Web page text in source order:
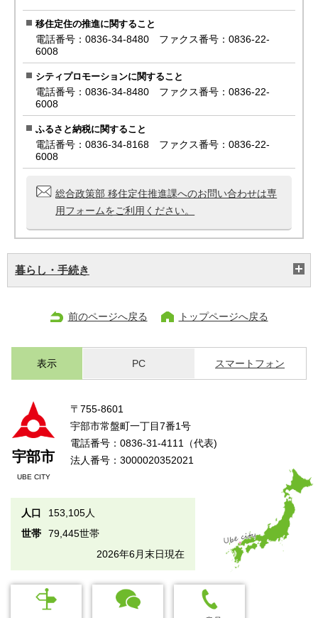
移住定住の推進に関すること
電話番号：0836-34-8480 ファクス番号：0836-22-
6008
シティプロモーションに関すること
電話番号：0836-34-8480 ファクス番号：0836-22-
6008
ふるさと納税に関すること
電話番号：0836-34-8168 ファクス番号：0836-22-
6008
総合政策部 移住定住推進課へのお問い合わせは専
用フォームをご利用ください。
暮らし・手続き
前のページへ戻る トップページへ戻る
表示 PC スマートフォン
宇部市
UBE CITY
〒755-8601
宇部市常盤町一丁目7番1号
電話番号：0836-31-4111（代表)
法人番号：3000020352021
人口
153,105人
世帯
79,445世帯
2026年6月末日現在